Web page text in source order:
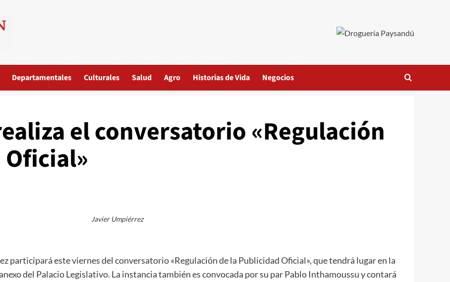
Departamentales Culturales Salud Agro Historias de Vida Negocios
el conversatorio «Regulación
Javier Umpiérrez
participará este viernes del conversatorio «Regulación de la Publicidad Oficial», que tendrá lugar en la
del Palacio Legislativo. La instancia también es convocada por su par Pablo Inthamoussu y contará